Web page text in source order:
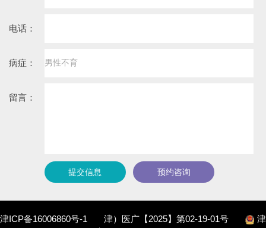
电话：
病症：
留言：
提交信息 预约咨询
津ICP备16006860号-1 津）医广【2025】第02-19-01号
津